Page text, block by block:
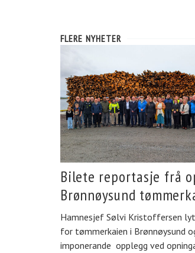
FLERE NYHETER
Bilete reportasje frå
Brønnøysund
Hamnesjef Sølvi Kristoffersen
for tømmerkaien i Brønnøysund
imponerande opplegg ved